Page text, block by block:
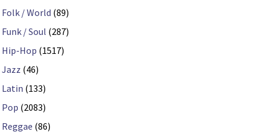
Folk / World (89)
Funk / Soul (287)
Hip-Hop (1517)
Jazz (46)
Latin (133)
Pop (2083)
Reggae (86)